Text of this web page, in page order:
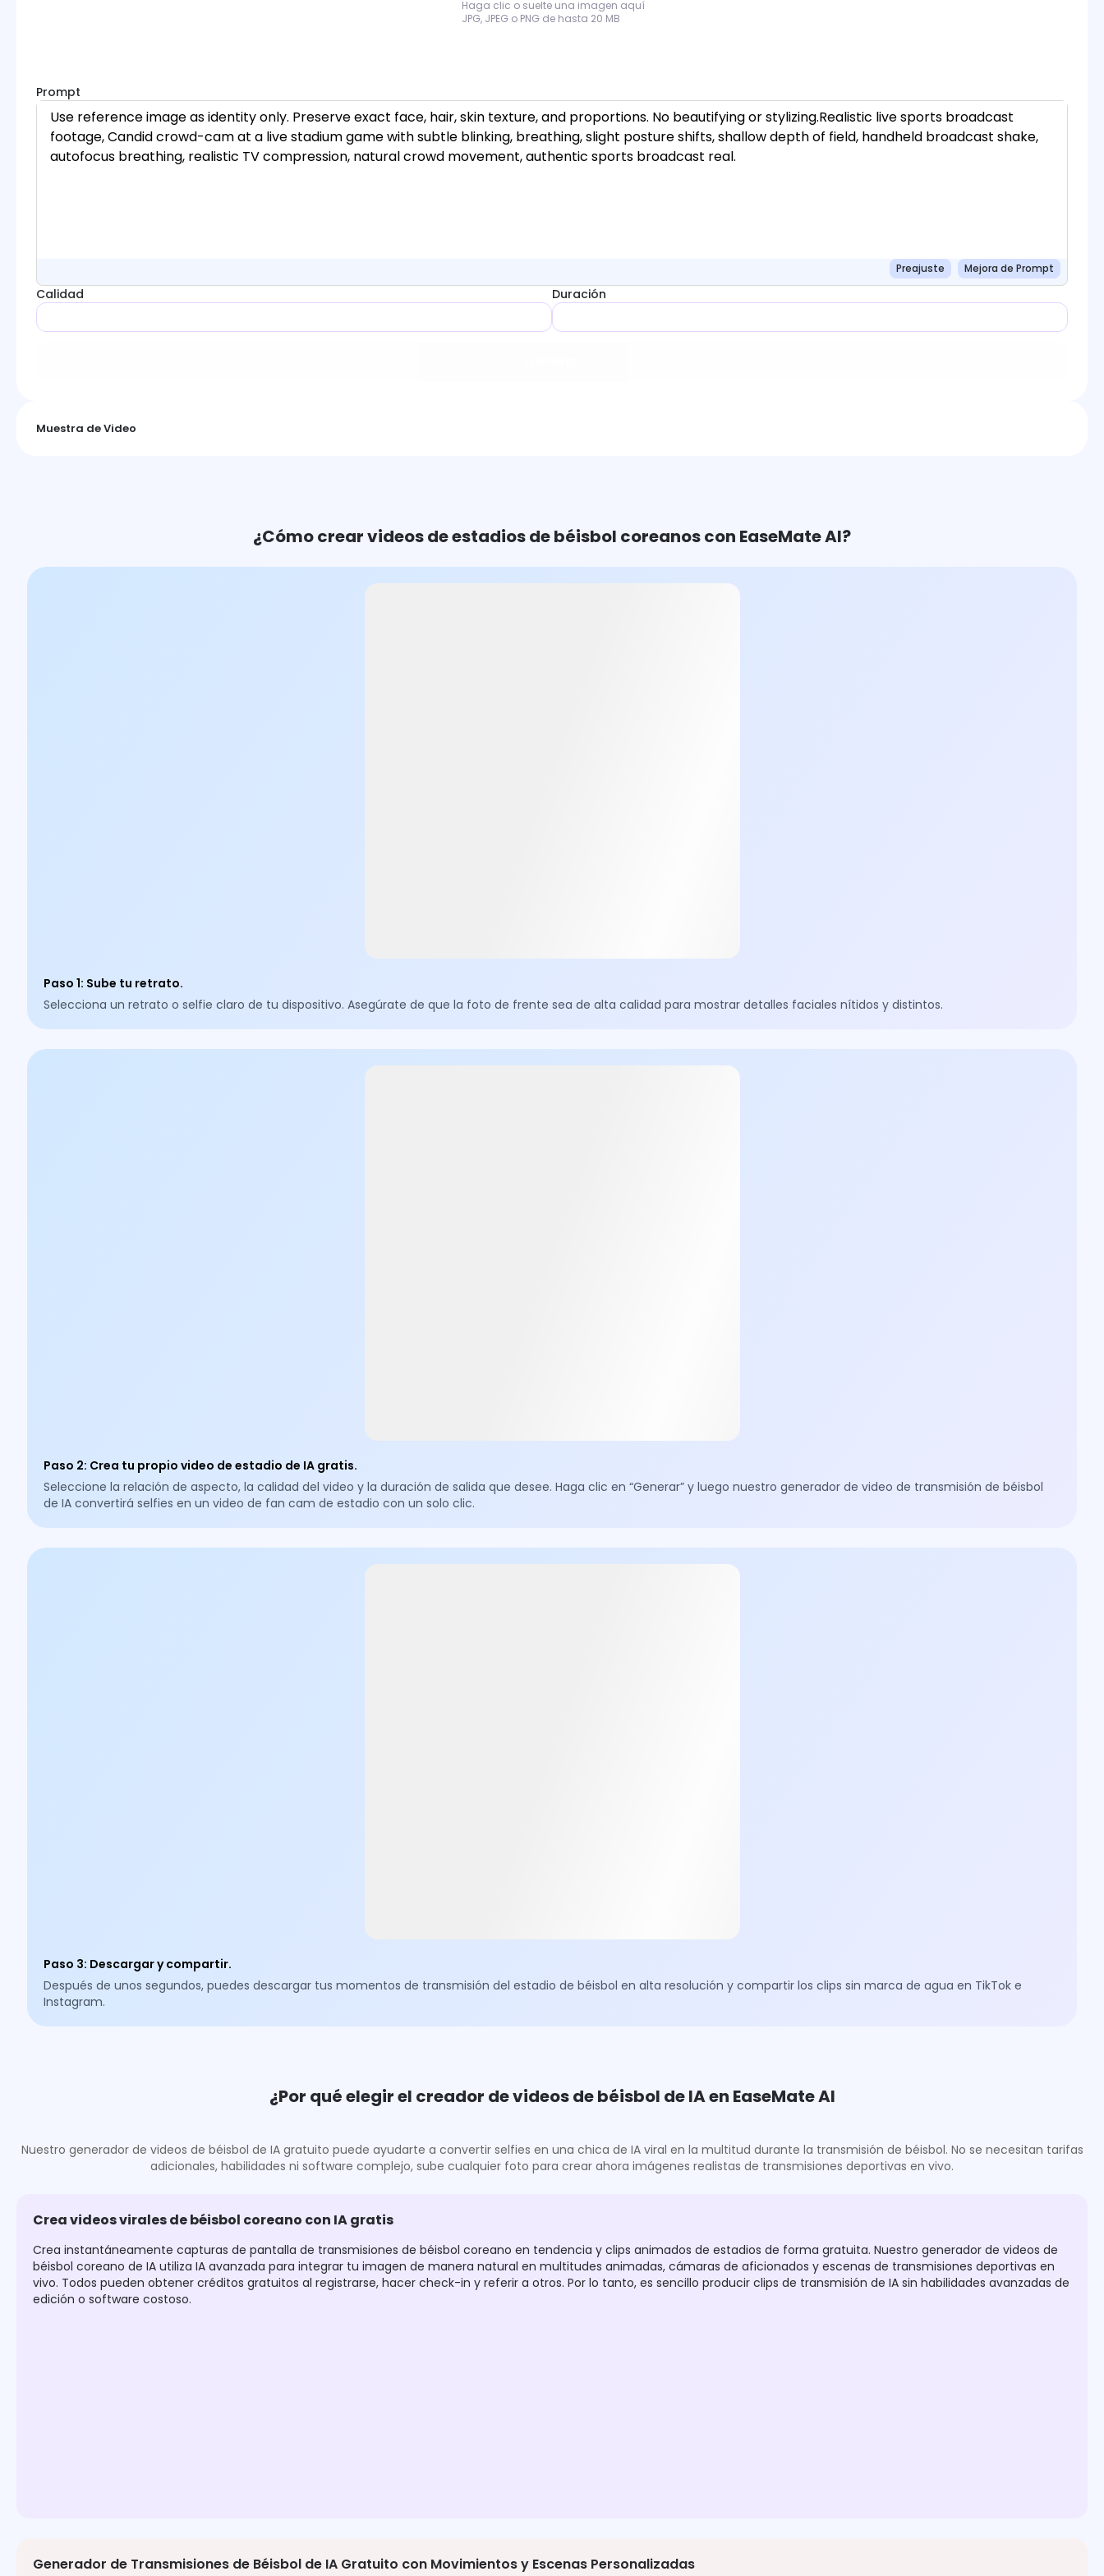
Haga clic o suelte una imagen aquí
JPG, JPEG o PNG de hasta 20 MB
Prompt
Preajuste Mejora de Prompt
Calidad Duración
Muestra de Video
¿Cómo crear videos de estadios de béisbol coreanos con EaseMate AI?
Paso 1: Sube tu retrato.
Selecciona un retrato o selfie claro de tu dispositivo. Asegúrate de que la foto de frente sea de alta calidad para mostrar detalles faciales nítidos y distintos.
Paso 2: Crea tu propio video de estadio de IA gratis.
Seleccione la relación de aspecto, la calidad del video y la duración de salida que desee. Haga clic en “Generar” y luego nuestro generador de video de transmisión de béisbol
de IA convertirá selfies en un video de fan cam de estadio con un solo clic.
Paso 3: Descargar y compartir.
Después de unos segundos, puedes descargar tus momentos de transmisión del estadio de béisbol en alta resolución y compartir los clips sin marca de agua en TikTok e
Instagram.
¿Por qué elegir el creador de videos de béisbol de IA en EaseMate AI
Nuestro generador de videos de béisbol de IA gratuito puede ayudarte a convertir selfies en una chica de IA viral en la multitud durante la transmisión de béisbol. No se necesitan tarifas
adicionales, habilidades ni software complejo, sube cualquier foto para crear ahora imágenes realistas de transmisiones deportivas en vivo.
Crea videos virales de béisbol coreano con IA gratis
Crea instantáneamente capturas de pantalla de transmisiones de béisbol coreano en tendencia y clips animados de estadios de forma gratuita. Nuestro generador de videos de
béisbol coreano de IA utiliza IA avanzada para integrar tu imagen de manera natural en multitudes animadas, cámaras de aficionados y escenas de transmisiones deportivas en
vivo. Todos pueden obtener créditos gratuitos al registrarse, hacer check-in y referir a otros. Por lo tanto, es sencillo producir clips de transmisión de IA sin habilidades avanzadas de
edición o software costoso.
Generador de Transmisiones de Béisbol de IA Gratuito con Movimientos y Escenas Personalizadas